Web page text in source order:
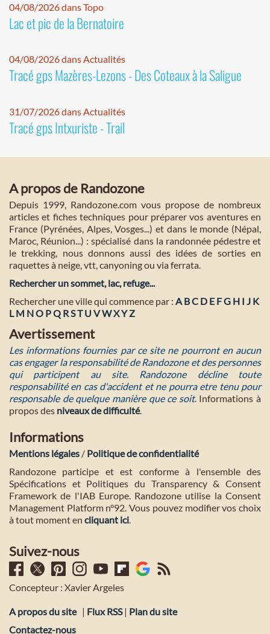
04/08/2026 dans Topo
Lac et pic de la Bernatoire
04/08/2026 dans Actualités
Tracé gps Mazères-Lezons - Des Coteaux à la Saligue
31/07/2026 dans Actualités
Tracé gps Intxuriste - Trail
A propos de Randozone
Depuis 1999, Randozone.com vous propose de nombreux
articles et fiches techniques pour préparer vos aventures en
France (Pyrénées, Alpes, Vosges...) et dans le monde (Népal,
Maroc, Réunion...) : spécialisé dans la randonnée pédestre et
le trekking, nous donnons aussi des idées de sorties en
raquettes à neige, vtt, canyoning ou via ferrata.
Rechercher un sommet, lac, refuge...
Rechercher une ville qui commence par : A BC D E FG H I J K
L M NO PQ RST U VWXYZ
Avertissement
Les informations fournies par ce site ne pourront en aucun
cas engager la responsabilité de Randozone et des personnes
qui participent au site. Randozone décline toute
responsabilité en cas d'accident et ne pourra etre tenu pour
responsable de quelque manière que ce soit. Informations à
propos des niveaux de difficulté.
Informations
Mentions légales / Politique de confidentialité
Randozone participe et est conforme à l'ensemble des
Spécifications et Politiques du Transparency & Consent
Framework de l'IAB Europe. Randozone utilise la Consent
Management Platform n°92. Vous pouvez modifier vos choix
à tout moment en cliquant ici.
Suivez-nous
Concepteur : Xavier Argeles
A propos du site | Flux RSS| Plan du site
Contactez-nous